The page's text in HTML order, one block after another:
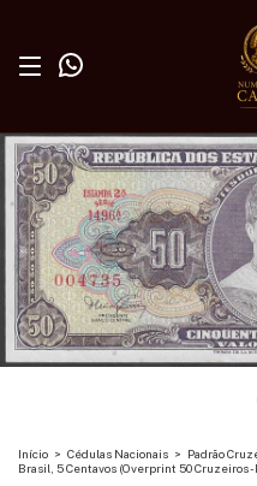
Início > Cédulas Nacionais > Padrão
Brasil, 5 Centavos (Overprint 50 Cruzeiros -